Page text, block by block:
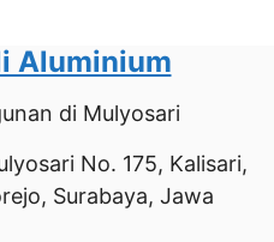
Aluminium
di Mulyosari
No. 175, Kalisari,
Surabaya, Jawa